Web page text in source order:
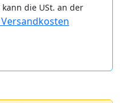
die USt. an der